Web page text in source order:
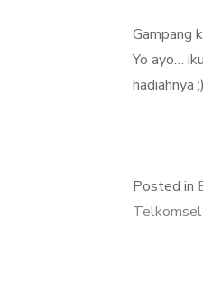
Gampang
Yo ayo…
hadiahnya ;)
Posted in
Telkomsel